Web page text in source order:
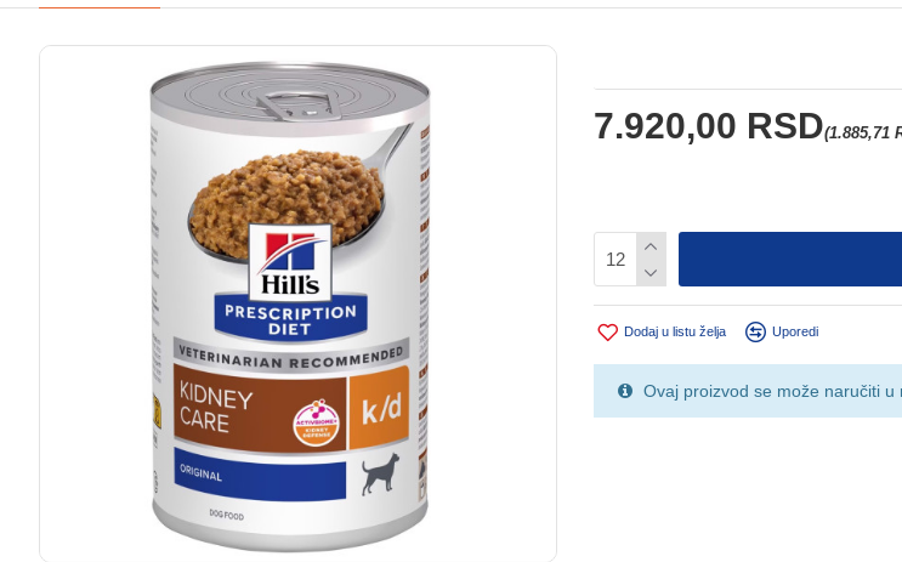
7.920,00 RSD(1.885,71
Dodaj u listu želja Uporedi
Ovaj proizvod se može naručiti u